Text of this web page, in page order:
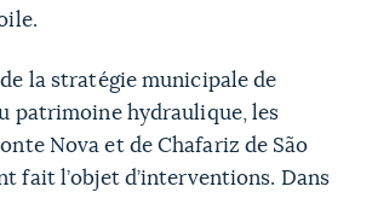
la stratégie municipale de
patrimoine hydraulique, les
Nova et de Chafariz de São
fait l’objet d’interventions. Dans